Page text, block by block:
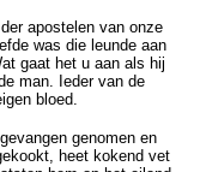
apostelen van onze
was die leunde aan
gaat het u aan als hij
man. Ieder van de
bloed.
genomen en
heet kokend vet